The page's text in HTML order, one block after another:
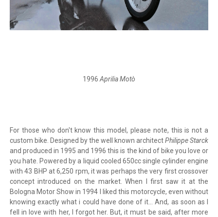
1996 Aprilia Motò
For those who don't know this model, please note, this is not a
custom bike. Designed by the well known architectPhilippe Starck
and produced in 1995 and 1996 this is the kind of bike you love or
you hate. Powered by a liquid cooled 650cc single cylinder engine
with 43 BHP at 6,250 rpm, it was perhaps the very first crossover
concept introduced on the market. When I first saw it at the
Bologna Motor Show in 1994 I liked this motorcycle, even without
knowing exactly what i could have done of it... And, as soon as I
fell in love with her, I forgot her. But, it must be said, after more